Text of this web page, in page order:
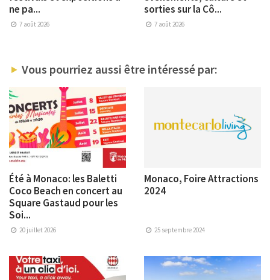
ne pa...
7 août 2026
sorties sur la Cô...
7 août 2026
Vous pourriez aussi être intéressé par:
Été à Monaco: les Baletti
Coco Beach en concert au
Square Gastaud pour les
Soi...
20 juillet 2026
Monaco, Foire Attractions
2024
25 septembre 2024